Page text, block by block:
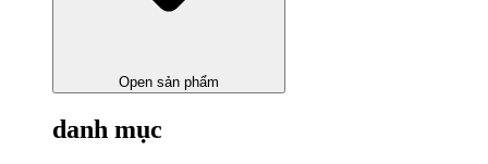
Open sản phẩm
danh mục